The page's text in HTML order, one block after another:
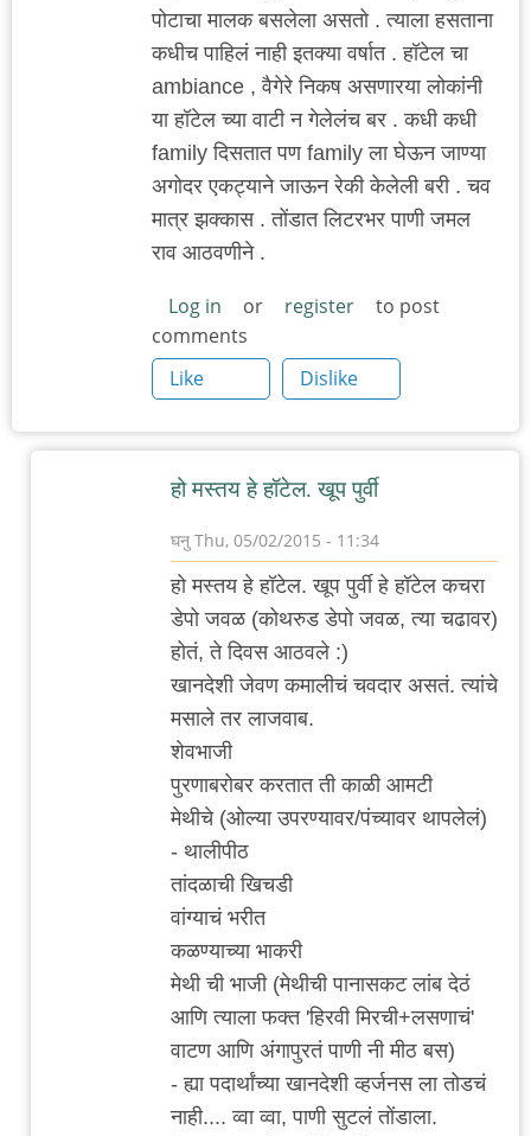
पोटाचा मालक बसलेला असतो . त्याला हसताना
कधीच पाहिलं नाही इतक्या वर्षात . हॉटेल चा
ambiance , वैगेरे निकष असणारया लोकांनी
या हॉटेल च्या वाटी न गेलेलंच बर . कधी कधी
family दिसतात पण family ला घेऊन जाण्या
अगोदर एकट्याने जाऊन रेकी केलेली बरी . चव
मात्र झक्कास . तोंडात लिटरभर पाणी जमल
राव आठवणीने .
Log in or register
to post
comments
Like
Dislike
हो मस्तय हे हॉटेल. खूप पुर्वी
घनु Thu, 05/02/2015 - 11:34
In
reply
to
कर्वे
ला
कोथरूड
च्या
विषारी
वडापाव
हो मस्तय हे हॉटेल. खूप पुर्वी हे हॉटेल कचरा
डेपो जवळ (कोथरुड डेपो जवळ, त्या चढावर)
होतं, ते दिवस आठवले :)
खानदेशी जेवण कमालीचं चवदार असतं. त्यांचे
मसाले तर लाजवाब.
शेवभाजी
पुरणाबरोबर करतात ती काळी आमटी
मेथीचे (ओल्या उपरण्यावर/पंच्यावर थापलेलं)
- थालीपीठ
तांदळाची खिचडी
वांग्याचं भरीत
कळण्याच्या भाकरी
मेथी ची भाजी (मेथीची पानासकट लांब देठं
आणि त्याला फक्त 'हिरवी मिरची+लसणाचं'
वाटण आणि अंगापुरतं पाणी नी मीठ बस)
- ह्या पदार्थांच्या खानदेशी व्हर्जनस ला तोडचं
नाही.... व्वा व्वा, पाणी सुटलं तोंडाला.